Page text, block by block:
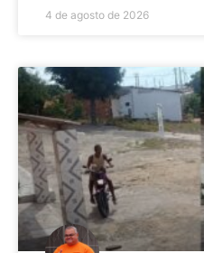
4 de agosto de 2026